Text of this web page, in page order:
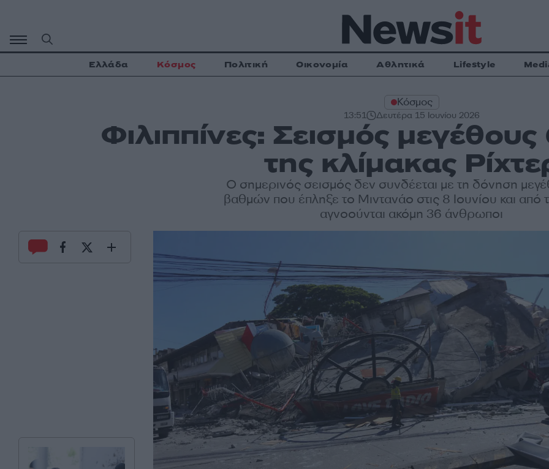
περιεχόμενο
Ελλάδα Κόσμος Πολιτική Οικονομία Αθλητικά Lifestyle
Κόσμος
13:51 Δευτέρα 15 Ιουνίου 2026
Φιλιππίνες: Σεισμός
της κλίμακας
Ο σημερινός σεισμός δεν συνδέεται με τη δόνηση
βαθμών που έπληξε το Μιντανάο στις 8 Ιουνίου και από
αγνοούνται ακόμη 36 άνθρωποι